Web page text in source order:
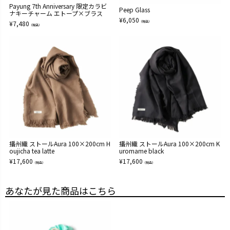
Payung 7th Anniversary 限定カラビ
ナキーチャーム エトープ×ブラス
¥7,480 （税込）
Peep Glass
¥6,050 （税込）
播州織 ストールAura 100×200cm H
oujicha tea latte
¥17,600 （税込）
播州織 ストールAura 100×200cm K
uromame black
¥17,600 （税込）
あなたが見た商品はこちら